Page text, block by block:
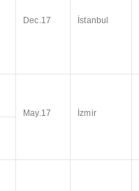
Dec.17 İstanbul
May.17
İzmir